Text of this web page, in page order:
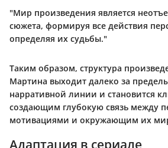
"Мир произведения является
сюжета, формируя все действия
определяя их судьбы."
Таким образом, структура
Мартина выходит далеко за
нарративной линии и становится
создающим глубокую связь между
мотивациями и окружающим их
Адаптация в сериале